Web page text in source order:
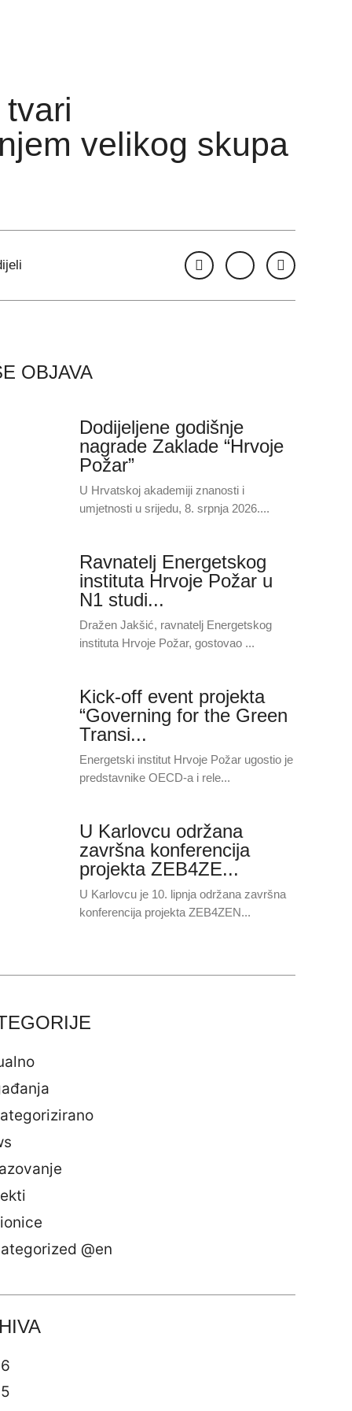
velikog skupa
OBJAVA
Dodijeljene godišnje
nagrade Zaklade “Hrvoje
Požar”
U Hrvatskoj akademiji znanosti i
umjetnosti u srijedu, 8. srpnja 2026....
Ravnatelj Energetskog
instituta Hrvoje Požar u
N1 studi...
Dražen Jakšić, ravnatelj Energetskog
instituta Hrvoje Požar, gostovao ...
Kick-off event projekta
“Governing for the Green
Transi...
Energetski institut Hrvoje Požar ugostio je
predstavnike OECD-a i rele...
U Karlovcu održana
završna konferencija
projekta ZEB4ZE...
U Karlovcu je 10. lipnja održana završna
konferencija projekta ZEB4ZEN...
@en